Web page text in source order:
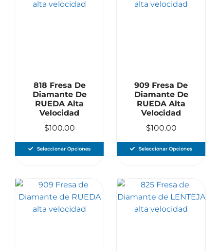
818 Fresa De
Diamante De
RUEDA Alta
Velocidad
$100.00
Seleccionar Opciones
909 Fresa De
Diamante De
RUEDA Alta
Velocidad
$100.00
Seleccionar Opciones